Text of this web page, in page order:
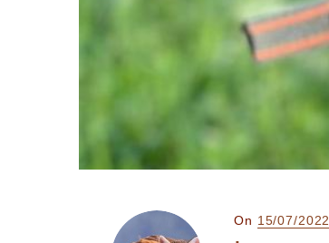
On Posted
15/07/2022